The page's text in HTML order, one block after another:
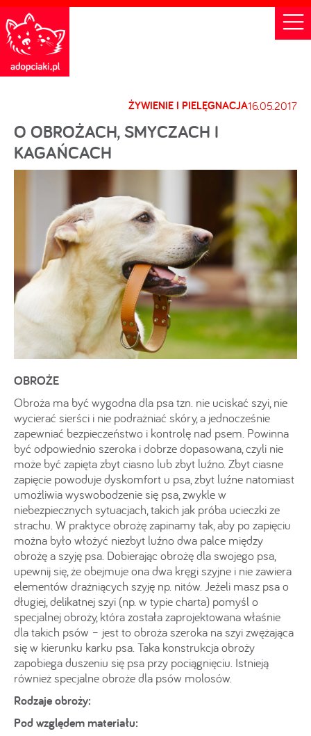
ŻYWIENIE I PIELĘGNACJA16.05.2017
O OBROŻACH, SMYCZACH I
KAGAŃCACH
OBROŻE
Obroża ma być wygodna dla psa tzn. nie uciskać szyi, nie
wycierać sierści i nie podrażniać skóry, a jednocześnie
zapewniać bezpieczeństwo i kontrolę nad psem. Powinna
być odpowiednio szeroka i dobrze dopasowana, czyli nie
może być zapięta zbyt ciasno lub zbyt luźno. Zbyt ciasne
zapięcie powoduje dyskomfort u psa, zbyt luźne natomiast
umożliwia wyswobodzenie się psa, zwykle w
niebezpiecznych sytuacjach, takich jak próba ucieczki ze
strachu. W praktyce obrożę zapinamy tak, aby po zapięciu
można było włożyć niezbyt luźno dwa palce między
obrożę a szyję psa. Dobierając obrożę dla swojego psa,
upewnij się, że obejmuje ona dwa kręgi szyjne i nie zawiera
elementów drażniących szyję np. nitów. Jeżeli masz psa o
długiej, delikatnej szyi (np. w typie charta) pomyśl o
specjalnej obroży, która została zaprojektowana właśnie
dla takich psów – jest to obroża szeroka na szyi zwężająca
się w kierunku karku psa. Taka konstrukcja obroży
zapobiega duszeniu się psa przy pociągnięciu. Istnieją
również specjalne obroże dla psów molosów.
Rodzaje obroży:
Pod względem materiału: